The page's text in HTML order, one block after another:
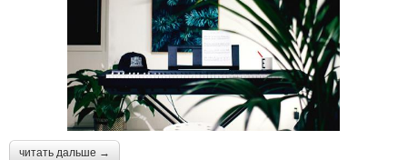
читать дальше →